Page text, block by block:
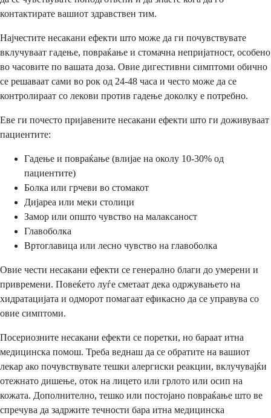
контактирате вашиот здравствен тим.
Најчестите несакани ефекти што може да ги почувствувате
вклучуваат гадење, повраќање и стомачна непријатност, особено
во часовите по вашата доза. Овие дигестивни симптоми обично
се решаваат сами во рок од 24-48 часа и често може да се
контролираат со лекови против гадење доколку е потребно.
Еве ги почесто пријавените несакани ефекти што ги доживуваат
пациентите:
Гадење и повраќање (влијае на околу 10-30% од
пациентите)
Болка или грчеви во стомакот
Дијареа или меки столици
Замор или општо чувство на малаксаност
Главоболка
Вртоглавица или лесно чувство на главоболка
Овие чести несакани ефекти се генерално благи до умерени и
привремени. Повеќето луѓе сметаат дека одржувањето на
хидратацијата и одморот помагаат ефикасно да се управува со
овие симптоми.
Посериозните несакани ефекти се поретки, но бараат итна
медицинска помош. Треба веднаш да се обратите на вашиот
лекар ако почувствувате тешки алергиски реакции, вклучувајќи
отежнато дишење, оток на лицето или грлото или осип на
кожата. Дополнително, тешко или постојано повраќање што ве
спречува да задржите течности бара итна медицинска